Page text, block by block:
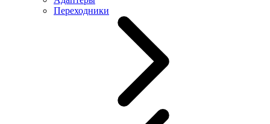
Переходники